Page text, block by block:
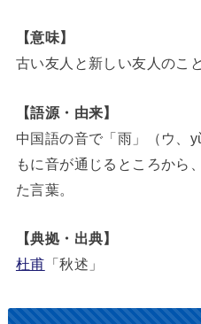
【意味】
古い友人と新しい友人のこと
【語源・由来】
中国語の音で「雨」（ウ、
もに音が通じるところから
た言葉。
【典拠・出典】
杜甫 「秋述」